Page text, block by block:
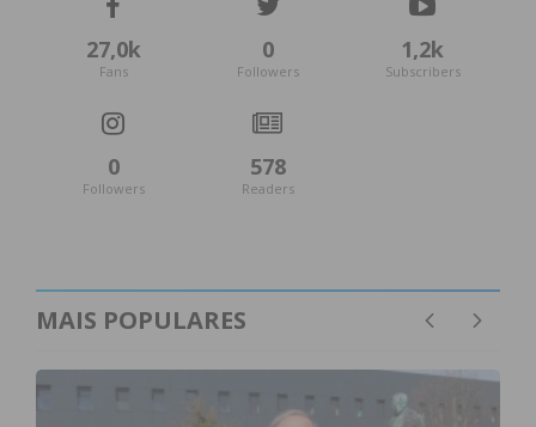
27,0k
Fans
0
Followers
1,2k
Subscribers
0
Followers
578
Readers
MAIS POPULARES